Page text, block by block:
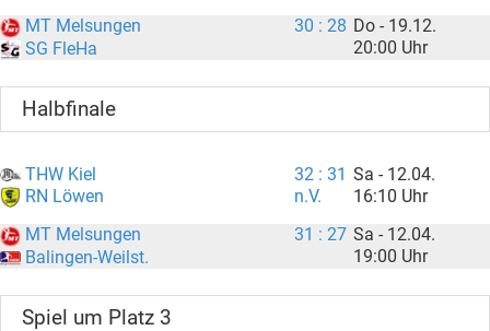
MT Melsungen
SG FleHa
30 : 28 Do - 19.12.
20:00 Uhr
Halbfinale
THW Kiel
RN Löwen
32 : 31
n.V.
Sa - 12.04.
16:10 Uhr
MT Melsungen
Balingen-Weilst.
31 : 27 Sa - 12.04.
19:00 Uhr
Spiel um Platz 3